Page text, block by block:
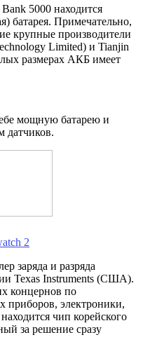
5000 находится
батарея. Примечательно,
крупные производители
Limited) и Tianjin
размерах АКБ имеет
мощную батарею и
датчиков.
2
заряда и разряда
Texas Instruments (США).
концернов по
приборов, электроники,
чип корейского
за решение сразу